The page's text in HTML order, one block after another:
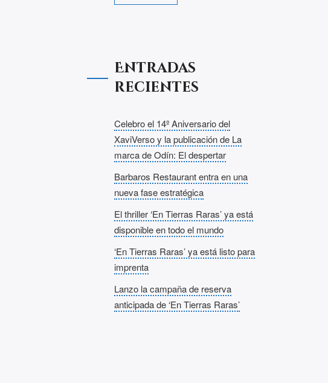
Entradas
recientes
Celebro el 14º Aniversario del
XaviVerso y la publicación de La
marca de Odín: El despertar
Barbaros Restaurant entra en una
nueva fase estratégica
El thriller ‘En Tierras Raras’ ya está
disponible en todo el mundo
‘En Tierras Raras’ ya está listo para
imprenta
Lanzo la campaña de reserva
anticipada de ‘En Tierras Raras’